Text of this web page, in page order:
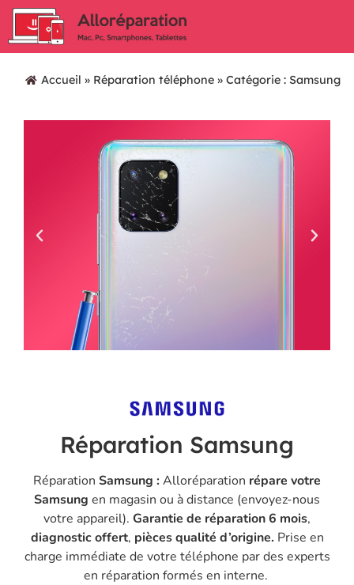
Accueil » Réparation téléphone» Catégorie : Samsung
Réparation Samsung
Réparation Samsung :Alloréparation répare votre
Samsung en magasin ou à distance (envoyez-nous
votre appareil). Garantie de réparation 6 mois,
diagnostic offert, pièces qualité d’origine. Prise en
charge immédiate de votre téléphone par des experts
en réparation formés en interne.